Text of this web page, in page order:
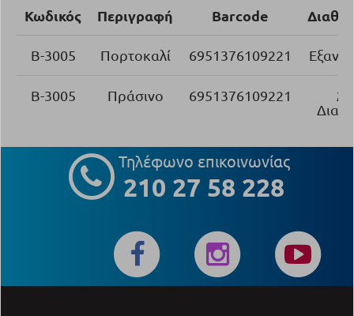
Κωδικός Περιγραφή Barcode
B-3005 Πορτοκαλί 6951376109221
B-3005 Πράσινο 6951376109221
Τηλέφωνο επικοινωνίας
210 27 58 228